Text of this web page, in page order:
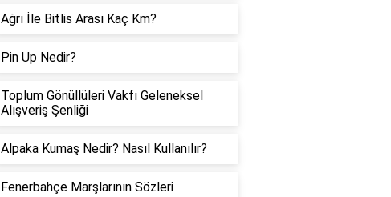
Ağrı İle Bitlis Arası Kaç Km?
Pin Up Nedir?
Toplum Gönüllüleri Vakfı Geleneksel
Alışveriş Şenliği
Alpaka Kumaş Nedir? Nasıl Kullanılır?
Fenerbahçe Marşlarının Sözleri